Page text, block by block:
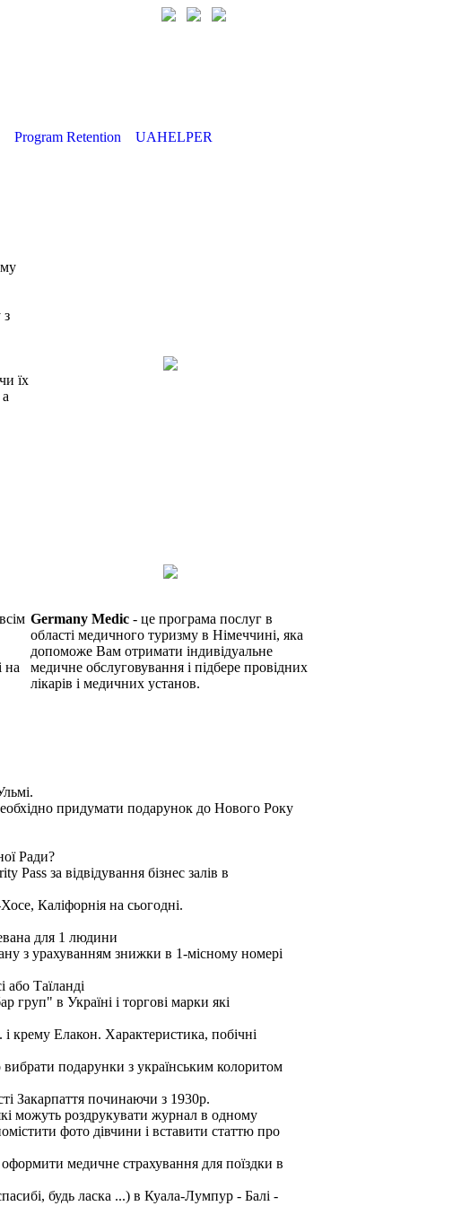
Program Retention UAHELPER
з
їх
на
Germany Medic - це програма послуг в
області медичного туризму в Німеччині, яка
допоможе Вам отримати індивідуальне
медичне обслуговування і підбере провідних
лікарів і медичних установ.
придумати подарунок до Нового Року
Ради?
Pass за відвідування бізнес залів в
Каліфорнія на сьогодні.
для 1 людини
з урахуванням знижки в 1-місному номері
або Таїланді
груп" в Україні і торгові марки які
крему Елакон. Характеристика, побічні
вибрати подарунки з українським колоритом
Закарпаття починаючи з 1930р.
можуть роздрукувати журнал в одному
фото дівчини і вставити статтю про
медичне страхування для поїздки в
будь ласка ...) в Куала-Лумпур - Балі -